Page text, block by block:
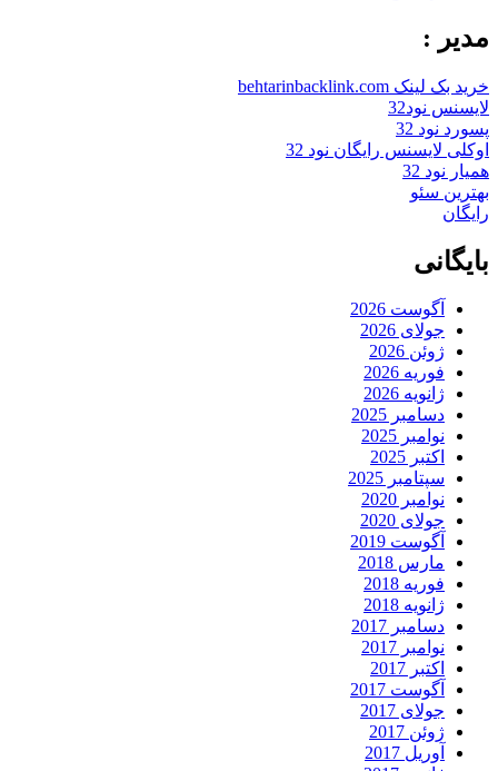
مدیر :
خرید بک لینک behtarinbacklink.com
لایسنس نود32
پسورد نود 32
اوکلی لایسنس رایگان نود 32
همیار نود 32
بهترین سئو
رایگان
بایگانی
آگوست 2026
جولای 2026
ژوئن 2026
فوریه 2026
ژانویه 2026
دسامبر 2025
نوامبر 2025
اکتبر 2025
سپتامبر 2025
نوامبر 2020
جولای 2020
آگوست 2019
مارس 2018
فوریه 2018
ژانویه 2018
دسامبر 2017
نوامبر 2017
اکتبر 2017
آگوست 2017
جولای 2017
ژوئن 2017
آوریل 2017